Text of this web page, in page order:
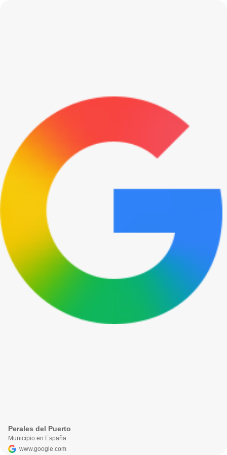
Perales del Puerto
Municipio en España
www.google.com